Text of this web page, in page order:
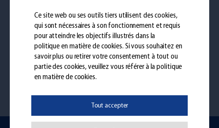
Ce site web ou ses outils tiers utilisent des cookies,
qui sont nécessaires à son fonctionnement et requis
pour atteindre les objectifs illustrés dans la
politique en matière de cookies. Si vous souhaitez en
savoir plus ou retirer votre consentement à tout ou
partie des cookies, veuillez vous référer à la politique
en matière de cookies.
Tout accepter
Tracking
Besoin d’aide ?